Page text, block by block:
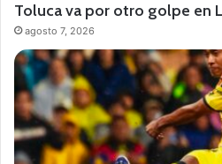
Toluca va por otro golpe en
agosto 7, 2026